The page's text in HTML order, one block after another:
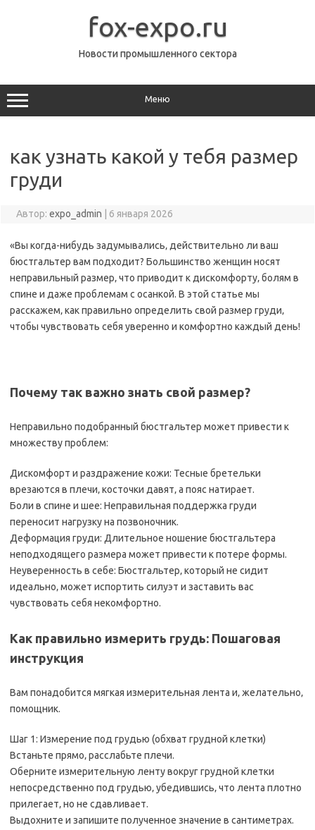
fox-expo.ru
Новости промышленного сектора
Меню
как узнать какой у тебя размер
груди
Автор: expo_admin 6 января 2026
«Вы когда-нибудь задумывались‚ действительно ли ваш
бюстгальтер вам подходит? Большинство женщин носят
неправильный размер‚ что приводит к дискомфорту‚ болям в
спине и даже проблемам с осанкой. В этой статье мы
расскажем‚ как правильно определить свой размер груди‚
чтобы чувствовать себя уверенно и комфортно каждый день!
Почему так важно знать свой размер?
Неправильно подобранный бюстгальтер может привести к
множеству проблем:
Дискомфорт и раздражение кожи: Тесные бретельки
врезаются в плечи‚ косточки давят‚ а пояс натирает.
Боли в спине и шее: Неправильная поддержка груди
переносит нагрузку на позвоночник.
Деформация груди: Длительное ношение бюстгальтера
неподходящего размера может привести к потере формы.
Неуверенность в себе: Бюстгальтер‚ который не сидит
идеально‚ может испортить силуэт и заставить вас
чувствовать себя некомфортно.
Как правильно измерить грудь: Пошаговая
инструкция
Вам понадобится мягкая измерительная лента и‚ желательно‚
помощник.
Шаг 1: Измерение под грудью (обхват грудной клетки)
Встаньте прямо‚ расслабьте плечи.
Оберните измерительную ленту вокруг грудной клетки
непосредственно под грудью‚ убедившись‚ что лента плотно
прилегает‚ но не сдавливает.
Выдохните и запишите полученное значение в сантиметрах.